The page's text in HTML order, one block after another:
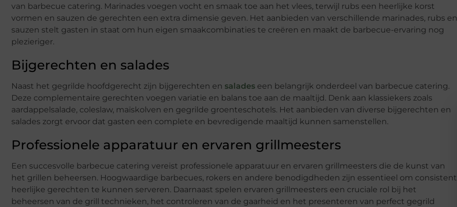
van barbecue catering. Marinades voegen vocht en smaak toe aan het vlees, terwijl rubs een heerlijke korst
vormen en sauzen de gerechten een extra dimensie geven. Het aanbieden van verschillende marinades, rubs en
sauzen stelt gasten in staat om hun eigen smaakcombinaties te creëren en maakt de barbecue-ervaring nog
plezieriger.
Bijgerechten en salades
Naast het gegrilde hoofdgerecht zijn bijgerechten en salades een belangrijk onderdeel van barbecue catering.
Deze complementaire gerechten voegen variatie en balans toe aan de maaltijd. Denk aan klassiekers zoals
aardappelsalade, coleslaw, maïskolven en gegrilde groenteschotels. Het aanbieden van diverse bijgerechten en
salades zorgt ervoor dat gasten een complete en bevredigende maaltijd kunnen samenstellen.
Professionele apparatuur en ervaren grillmeesters
Een succesvolle barbecue catering vereist professionele apparatuur en ervaren grillmeesters die de kunst van
het grillen beheersen. Hoogwaardige barbecues, rokers en andere benodigdheden zijn essentieel om consistent
heerlijke gerechten te kunnen serveren. Daarnaast spelen ervaren grillmeesters een cruciale rol bij het
beheersen van de grill technieken, het controleren van de gaarheid en het presenteren van perfect gegrild